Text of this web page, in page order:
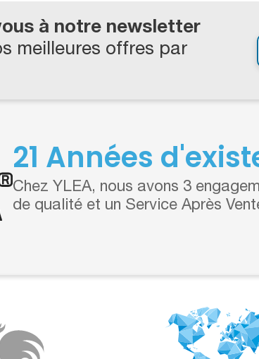
à notre newsletter
meilleures offres par
21 Années
Chez YLEA, nous avons 3
de qualité et un Service Après